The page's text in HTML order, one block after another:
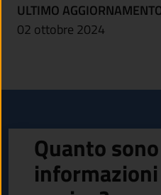
ULTIMO
02 ottobre 2024
Quanto